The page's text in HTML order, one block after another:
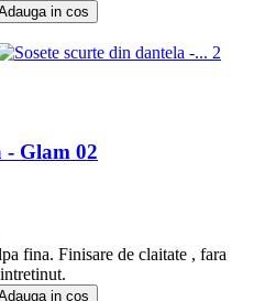
in cos
- Glam 02
fina. Finisare de claitate , fara
in cos